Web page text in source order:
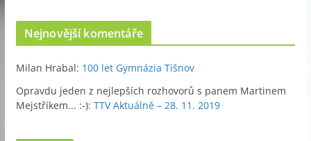
Nejnovější komentáře
Milan Hrabal: 100 let Gymnázia Tišnov
Opravdu jeden z nejlepších rozhovorů s panem Martinem
Mejstříkem... :-): TTV Aktuálně – 28. 11. 2019